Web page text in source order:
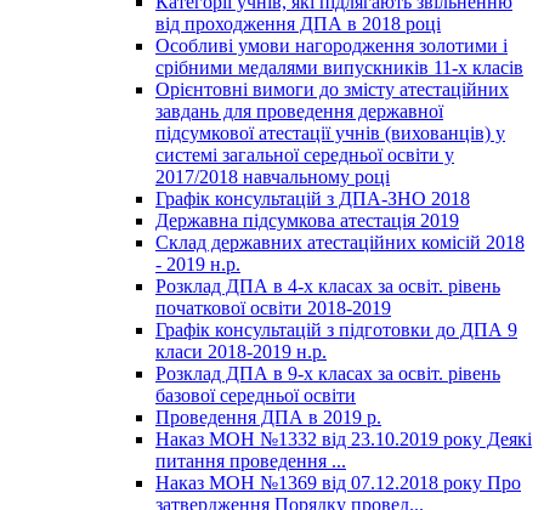
від проходження ДПА в 2018 році
Особливі умови нагородження золотими і
срібними медалями випускників 11-х класів
Орієнтовні вимоги до змісту атестаційних
завдань для проведення державної
підсумкової атестації учнів (вихованців) у
системі загальної середньої освіти у
2017/2018 навчальному році
Графік консультацій з ДПА-ЗНО 2018
Державна підсумкова атестація 2019
Склад державних атестаційних комісій 2018
- 2019 н.р.
Розклад ДПА в 4-х класах за освіт. рівень
початкової освіти 2018-2019
Графік консультацій з підготовки до ДПА 9
класи 2018-2019 н.р.
Розклад ДПА в 9-х класах за освіт. рівень
базової середньої освіти
Проведення ДПА в 2019 р.
Наказ МОН №1332 від 23.10.2019 року Деякі
питання проведення ...
Наказ МОН №1369 від 07.12.2018 року Про
затвердження Порядку провед...